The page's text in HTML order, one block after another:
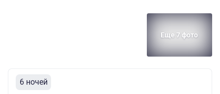
Еще 7 фото
6 ночей